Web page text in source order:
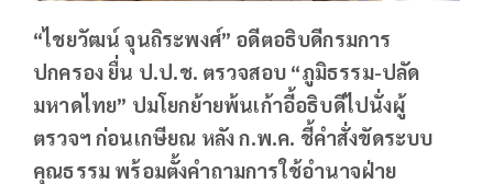
“ไชยวัฒน์ จุนถิระพงศ์” อดีตอธิบดีกรมการ
ปกครอง ยื่น ป.ป.ช. ตรวจสอบ “ภูมิธรรม-ปลัด
มหาดไทย” ปมโยกย้ายพ้นเก้าอี้อธิบดีไปนั่งผู้
ตรวจฯ ก่อนเกษียณ หลัง ก.พ.ค. ชี้คำสั่งขัดระบบ
คุณธรรม พร้อมตั้งคำถามการใช้อำนาจฝ่าย